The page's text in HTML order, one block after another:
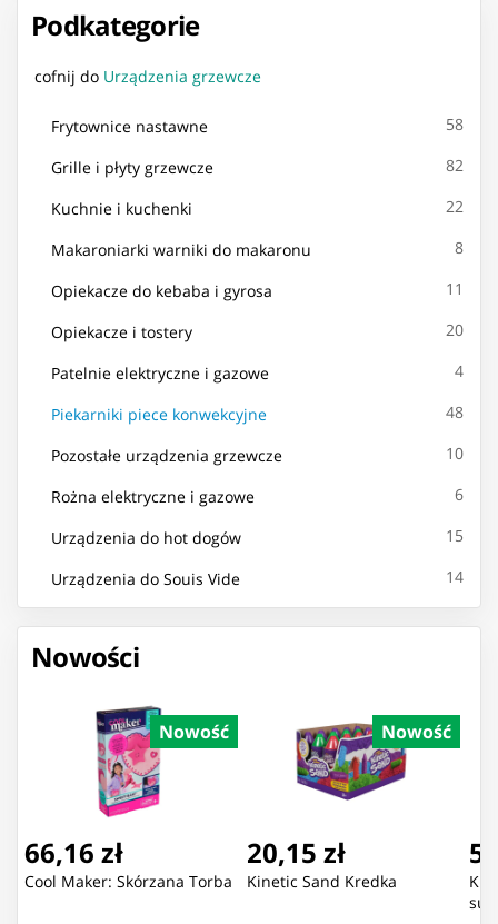
Podkategorie
cofnij do Urządzenia grzewcze
Frytownice nastawne 58
Grille i płyty grzewcze 82
Kuchnie i kuchenki 22
Makaroniarki warniki do makaronu 8
Opiekacze do kebaba i gyrosa 11
Opiekacze i tostery 20
Patelnie elektryczne i gazowe 4
Piekarniki piece konwekcyjne 48
Pozostałe urządzenia grzewcze 10
Rożna elektryczne i gazowe 6
Urządzenia do hot dogów 15
Urządzenia do Souis Vide 14
Nowości
Nowość
66,16 zł
Cool Maker: Skórzana Torba
Nowość
20,15 zł
Kinetic Sand Kredka